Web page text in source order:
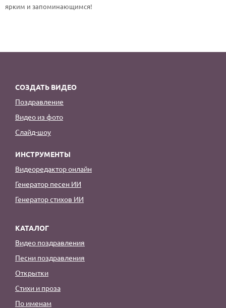
ярким и запоминающимся!
СОЗДАТЬ ВИДЕО
Поздравление
Видео из фото
Слайд-шоу
ИНСТРУМЕНТЫ
Видеоредактор онлайн
Генератор песен ИИ
Генератор стихов ИИ
КАТАЛОГ
Видео поздравления
Песни поздравления
Открытки
Стихи и проза
По именам